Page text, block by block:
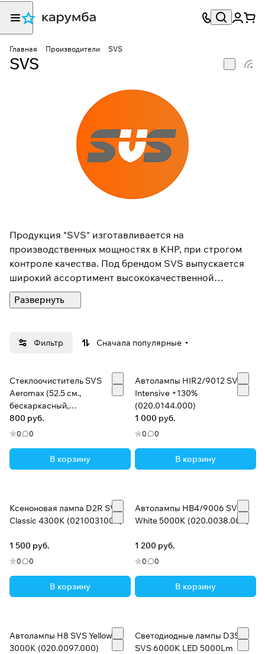
Главная Производители SVS
SVS
Продукция "SVS" изготавливается на
производственных мощностях в КНР, при строгом
контроле качества. Под брендом SVS выпускается
широкий ассортимент высококачественной
автомобильной электрики и аксессуаров -
газоразрядное и светодиодное оборудование,
Вся продукция SVS соответствует мировым
к качеству автомобильного оборудования, что
подтверждено необходимыми сертификатами.
Фильтр Сначала популярные
Стеклоочиститель SVS
Aeromax (52.5 см.,
бескаркасный,
универсальный)
800 руб.
0 0
В корзину
Автолампы HIR2/9012 SVS
Intensive +130%
(020.0144.000)
1 000 руб.
0 0
В корзину
Ксеноновая лампа D2R SVS
Classic 4300К (0210031000)
1 500 руб.
0 0
В корзину
Автолампы HB4/9006 SVS
White 5000K (020.0038.000)
1 200 руб.
0 0
В корзину
Автолампы H8 SVS Yellow
3000K (020.0097.000)
Светодиодные лампы D3S
SVS 6000K LED 5000Lm